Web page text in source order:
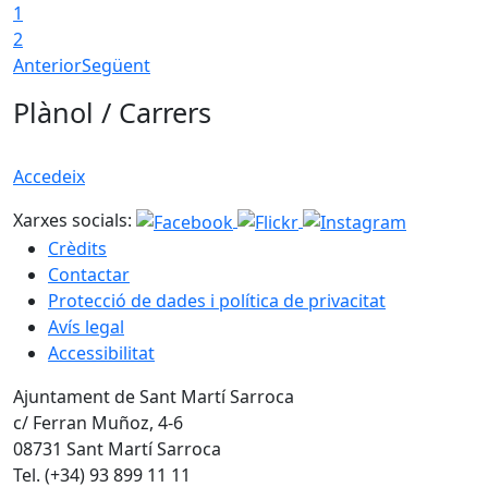
1
2
AnteriorSegüent
Plànol / Carrers
Accedeix
Xarxes socials:
Crèdits
Contactar
Protecció de dades i política de privacitat
Avís legal
Accessibilitat
Ajuntament de Sant Martí Sarroca
c/ Ferran Muñoz, 4-6
08731 Sant Martí Sarroca
Tel. (+34) 93 899 11 11